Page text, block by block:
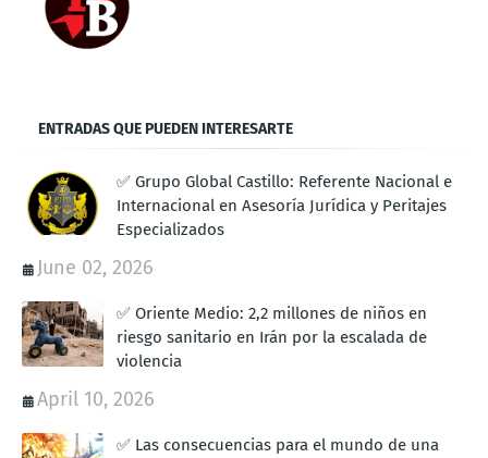
ENTRADAS QUE PUEDEN INTERESARTE
✅ Grupo Global Castillo: Referente Nacional e
Internacional en Asesoría Jurídica y Peritajes
Especializados
June 02, 2026
✅ Oriente Medio: 2,2 millones de niños en
riesgo sanitario en Irán por la escalada de
violencia
April 10, 2026
✅ Las consecuencias para el mundo de una